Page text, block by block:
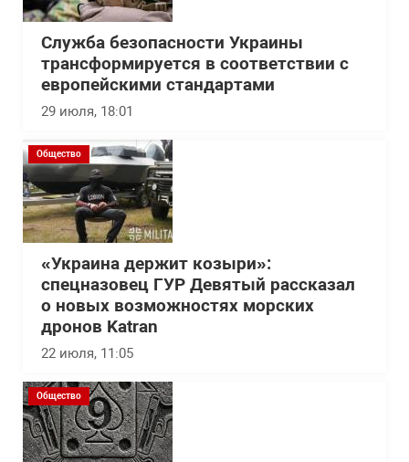
Служба безопасности Украины
трансформируется в соответствии с
европейскими стандартами
29 июля, 18:01
Общество
«Украина держит козыри»:
спецназовец ГУР Девятый рассказал
о новых возможностях морских
дронов Katran
22 июля, 11:05
Общество